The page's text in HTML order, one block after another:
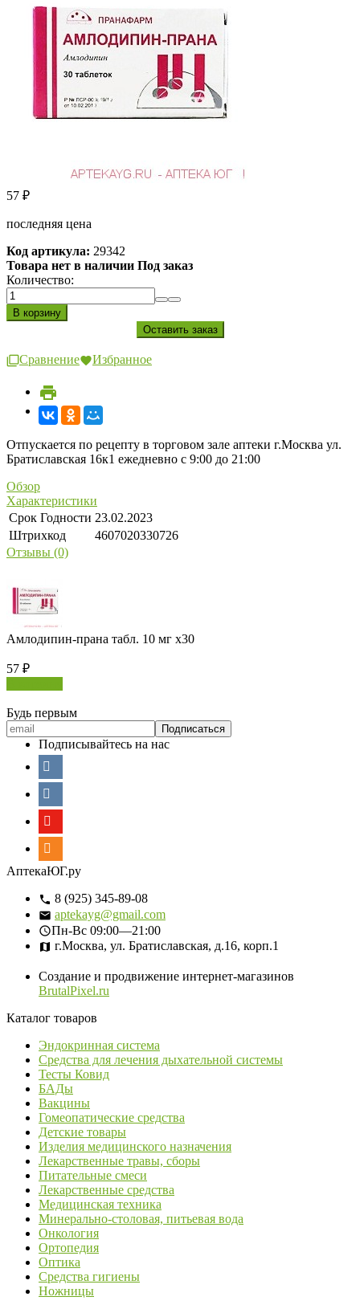
57 ₽
последняя цена
Код артикула: 29342
Товара нет в наличии Под заказ
Количество:
Сравнение Избранное
Отпускается по рецепту в торговом зале аптеки г.Москва ул.
Братиславская 16к1 ежедневно с 9:00 до 21:00
Обзор
Характеристики
Срок Годности 23.02.2023
Штрихкод
4607020330726
Отзывы (0)
Амлодипин-прана табл. 10 мг х30
57 ₽
Будь первым
Подписывайтесь на нас
АптекаЮГ.ру
8 (925) 345-89-08
aptekayg@gmail.com
Пн-Вс 09:00—21:00
г.Москва, ул. Братиславская, д.16, корп.1
Создание и продвижение интернет-магазинов
BrutalPixel.ru
Каталог товаров
Эндокринная система
Средства для лечения дыхательной системы
Тесты Ковид
БАДы
Вакцины
Гомеопатические средства
Детские товары
Изделия медицинского назначения
Лекарственные травы, сборы
Питательные смеси
Лекарственные средства
Медицинская техника
Минерально-столовая, питьевая вода
Онкология
Ортопедия
Оптика
Средства гигиены
Ножницы